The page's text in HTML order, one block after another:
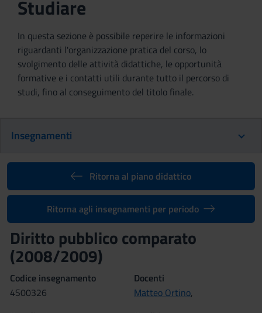
Studiare
In questa sezione è possibile reperire le informazioni
riguardanti l'organizzazione pratica del corso, lo
svolgimento delle attività didattiche, le opportunità
formative e i contatti utili durante tutto il percorso di
studi, fino al conseguimento del titolo finale.
Insegnamenti
Ritorna al piano didattico
Ritorna agli insegnamenti per periodo
Diritto pubblico comparato
(2008/2009)
Codice insegnamento
4S00326
Docenti
Matteo Ortino,